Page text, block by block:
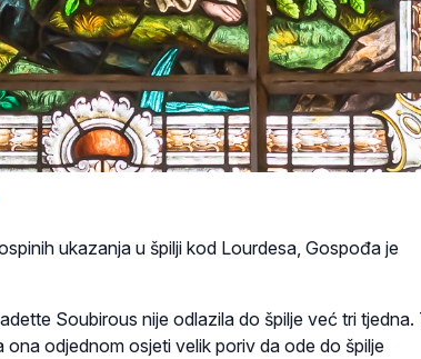
ukazanja u špilji kod Lourdesa, Gospođa je
Soubirous nije odlazila do špilje već tri tjedna.
odjednom osjeti velik poriv da ode do špilje